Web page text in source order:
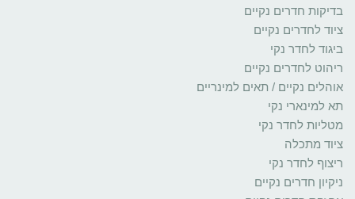
בדיקות חדרים נקיים
ציוד לחדרים נקיים
ביגוד לחדר נקי
ריהוט לחדרים נקיים
אוהלים נקיים / תאים למינריים
תא למינארי נקי
מטליות לחדר נקי
ציוד מתכלה
ריצוף לחדר נקי
ניקיון חדרים נקיים